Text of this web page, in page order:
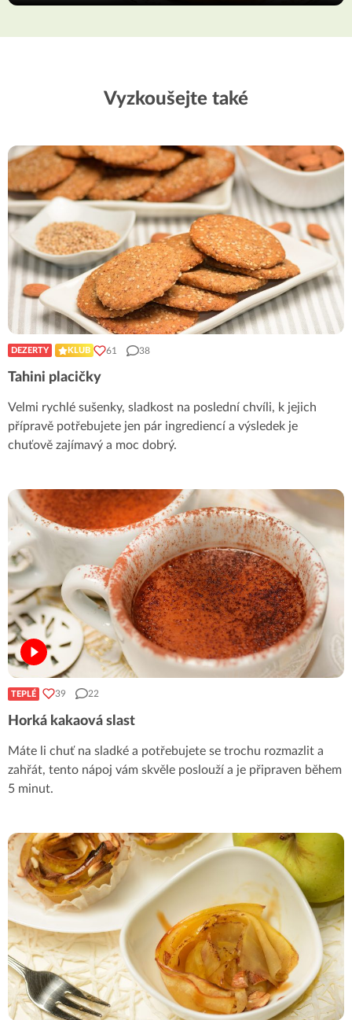
Vyzkoušejte také
DEZERTY KLUB 61 38
Tahini placičky
Velmi rychlé sušenky, sladkost na poslední chvíli, k jejich
přípravě potřebujete jen pár ingrediencí a výsledek je
chuťově zajímavý a moc dobrý.
TEPLÉ 39 22
Horká kakaová slast
Máte li chuť na sladké a potřebujete se trochu rozmazlit a
zahřát, tento nápoj vám skvěle poslouží a je připraven během
5 minut.